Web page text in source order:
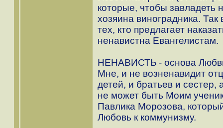
которые, чтобы завладеть
хозяина виноградника.
тех, кто предлагает
ненавистна Евангелистам.
НЕНАВИСТЬ - основа Любви
Мне, и не возненавидит
детей, и братьев и сестер,
не может быть Моим
Павлика Морозова,
Любовь к коммунизму.